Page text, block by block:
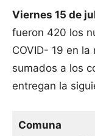
Viernes 15 de
fueron 420 los
COVID- 19 en
sumados a los
entregan la
Comuna